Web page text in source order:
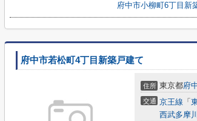
府中市小柳町6丁目新
府中市若松町4丁目新築戸建て
住所 東京都府
交通 京王線 「
西武多摩